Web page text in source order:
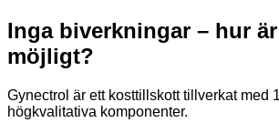
Inga biverkningar – hur
möjligt?
Gynectrol är ett kosttillskott tillverkat med
högkvalitativa komponenter.